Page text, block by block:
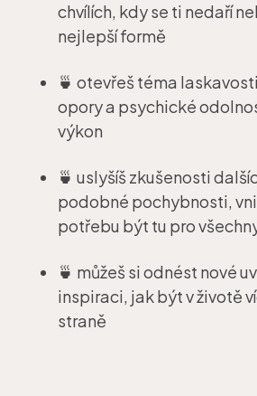
chvílích, kdy se ti nedaří
nejlepší formě
🍵 otevřeš téma
opory a psychické
výkon
🍵 uslyšíš zkušenosti
podobné pochybnosti,
potřebu být tu pro
🍵 můžeš si odnést nové
inspiraci, jak být v životě
straně